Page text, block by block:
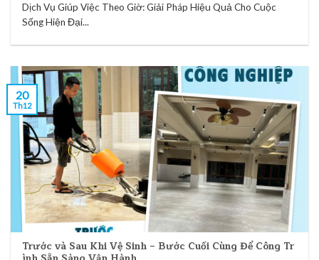
Dịch Vụ Giúp Việc Theo Giờ: Giải Pháp Hiệu Quả Cho Cuộc
Sống Hiện Đại...
Trước và Sau Khi Vệ Sinh – Bước Cuối Cùng Để Công Tr
20
Th12